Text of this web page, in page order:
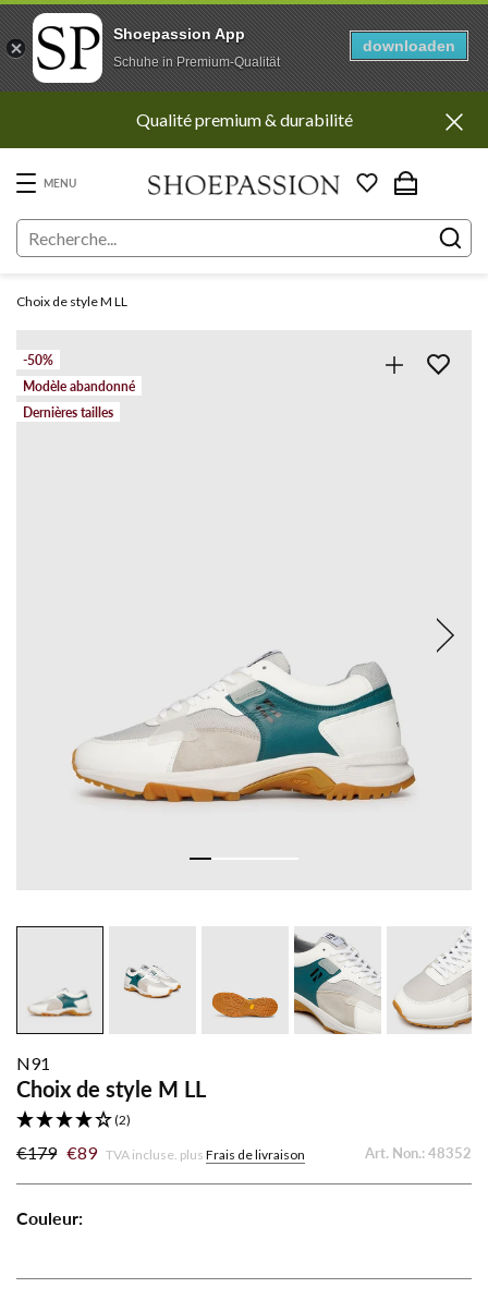
au
contenu
Qualité premium & durabilité
MENU
Choix de style M LL
-50%
Modèle abandonné
Dernières tailles
N91
Choix de style M LL
(2)
€179 €89 TVA incluse. plus Frais de livraison Art. Non.:48352
Couleur:
de
de
Shoepassion App
Schuhe in Premium-Qualität
downloaden